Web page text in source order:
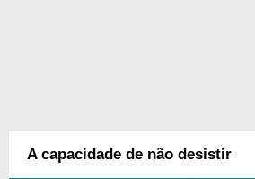
A capacidade de não desistir